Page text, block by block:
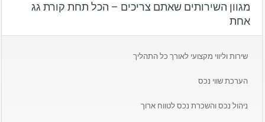
מגוון השירותים שאתם צריכים – הכל תחת קורת גג
אחת
שירות וליווי מקצועי לאורך כל התהליך
הערכת שווי נכס
ניהול נכס והשכרת נכס לטווח ארוך